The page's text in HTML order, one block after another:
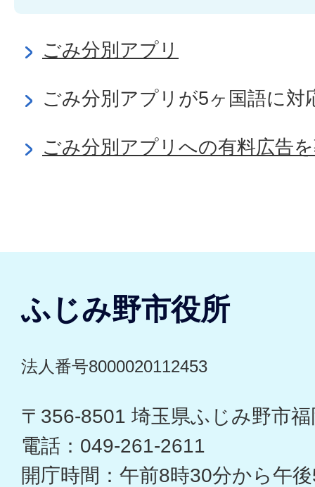
ごみ分別アプリ
ごみ分別アプリが5ヶ国語に対
ごみ分別アプリへの有料広告
ふじみ野市役所
法人番号8000020112453
〒356-8501 埼玉県ふじみ野市
電話：049-261-2611
開庁時間：午前8時30分から午